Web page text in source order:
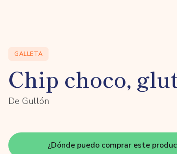
GALLETA
Chip choco,
De Gullón
¿Dónde puedo comprar este